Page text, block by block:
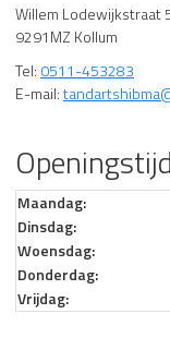
Willem Lodewijkstraat
9291MZ Kollum
Tel: 0511-453283
E-mail:
Maandag:
Dinsdag:
Woensdag:
Donderdag:
Vrijdag: